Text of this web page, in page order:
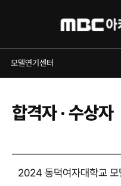
모델연기센터
합격자 · 수상자
2024 동덕여자대학교 모